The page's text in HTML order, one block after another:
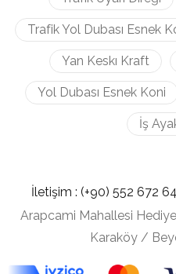
Trafik Yol Dubası Esnek
Yan Keskı Kraft
Yol Dubası Esnek Koni
İş
İletişim : (+90) 552 672
Arapcami Mahallesi
Karaköy /